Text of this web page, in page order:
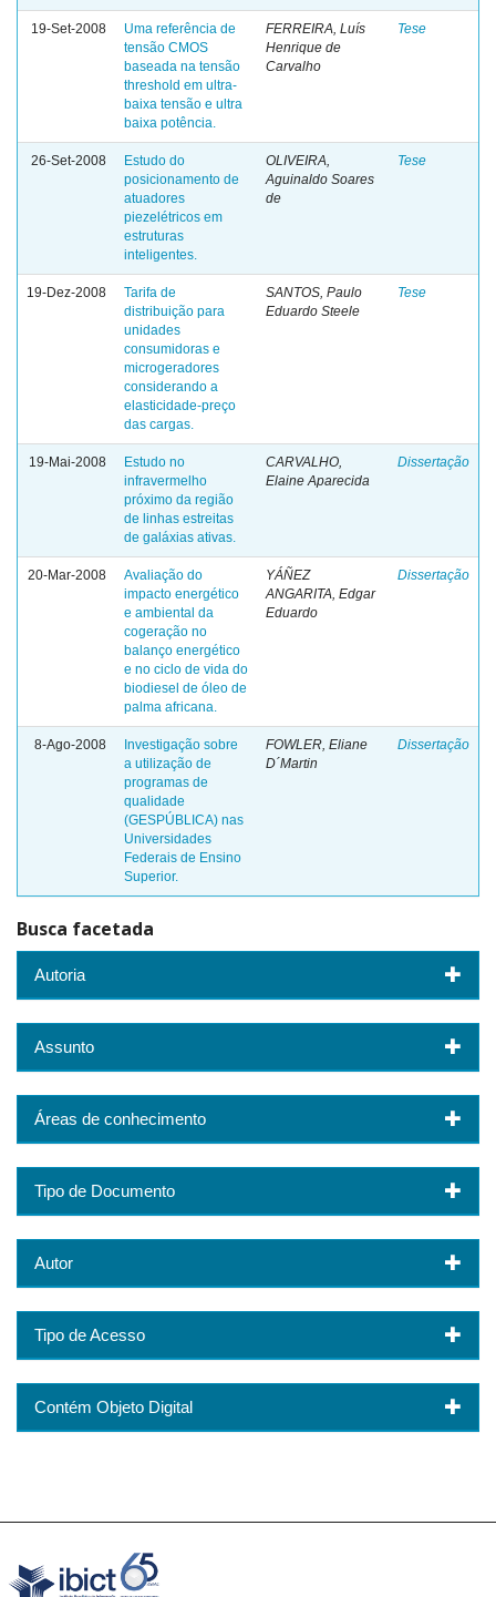
19-Set-2008
Uma referência de
tensão CMOS
baseada na tensão
threshold em ultra-
baixa tensão e ultra
baixa potência.
FERREIRA, Luís
Henrique de
Carvalho
Tese
26-Set-2008
Estudo do
posicionamento de
atuadores
piezelétricos em
estruturas
inteligentes.
OLIVEIRA,
Aguinaldo Soares
de
Tese
19-Dez-2008
Tarifa de
distribuição para
unidades
consumidoras e
microgeradores
considerando a
elasticidade-preço
das cargas.
SANTOS, Paulo
Eduardo Steele
Tese
19-Mai-2008
Estudo no
infravermelho
próximo da região
de linhas estreitas
de galáxias ativas.
CARVALHO,
Elaine Aparecida
Dissertação
20-Mar-2008
Avaliação do
impacto energético
e ambiental da
cogeração no
balanço energético
e no ciclo de vida do
biodiesel de óleo de
palma africana.
YÁÑEZ
ANGARITA, Edgar
Eduardo
Dissertação
8-Ago-2008
Investigação sobre
a utilização de
programas de
qualidade
(GESPÚBLICA) nas
Universidades
Federais de Ensino
Superior.
FOWLER, Eliane
D´Martin
Dissertação
Busca facetada
Autoria
Assunto
Áreas de conhecimento
Tipo de Documento
Autor
Tipo de Acesso
Contém Objeto Digital